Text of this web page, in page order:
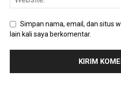
Simpan nama, email, dan situs
lain kali saya berkomentar.